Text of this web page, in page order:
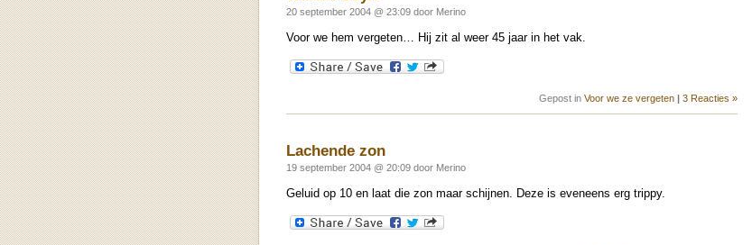
20 september 2004 @ 23:09 door Merino
Voor we hem vergeten… Hij zit al weer 45 jaar in het vak.
Gepost in Voor we ze vergeten | 3 Reacties »
Lachende zon
19 september 2004 @ 20:09 door Merino
Geluid op 10 en laat die zon maar schijnen. Deze is eveneens erg trippy.